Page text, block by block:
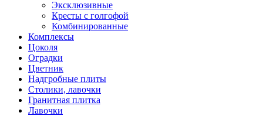
Эксклюзивные
Кресты с голгофой
Комбинированные
Комплексы
Цоколя
Оградки
Цветник
Надгробные плиты
Столики, лавочки
Гранитная плитка
Лавочки